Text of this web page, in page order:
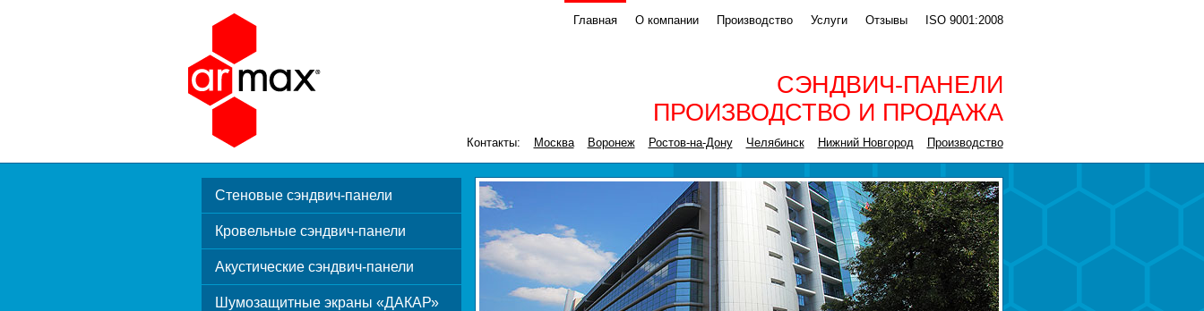
Главная О компании Производство Услуги Отзывы ISO 9001:2008
СЭНДВИЧ-ПАНЕЛИ
ПРОИЗВОДСТВО И ПРОДАЖА
Контакты: Москва Воронеж Ростов-на-Дону Челябинск Нижний Новгород Производство
Стеновые сэндвич-панели
Кровельные сэндвич-панели
Акустические сэндвич-панели
Шумозащитные экраны «ДАКАР»